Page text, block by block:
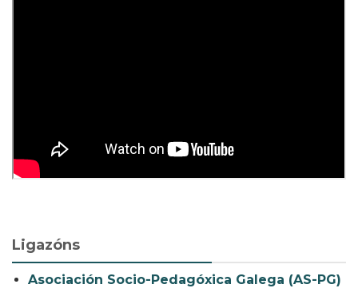
Ligazóns
Asociación Socio-Pedagóxica Galega (AS-PG)